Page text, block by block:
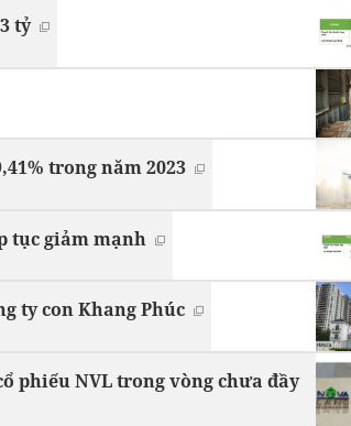
tỷ
trong năm 2023
tục giảm mạnh
ty con Khang Phúc
phiếu NVL trong vòng chưa đầy